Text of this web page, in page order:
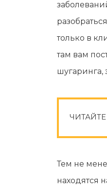
только в
там вам
шугаринга,
Тем не
находятся